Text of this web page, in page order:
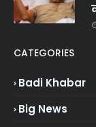
CATEGORIES
Badi Khabar
Big News